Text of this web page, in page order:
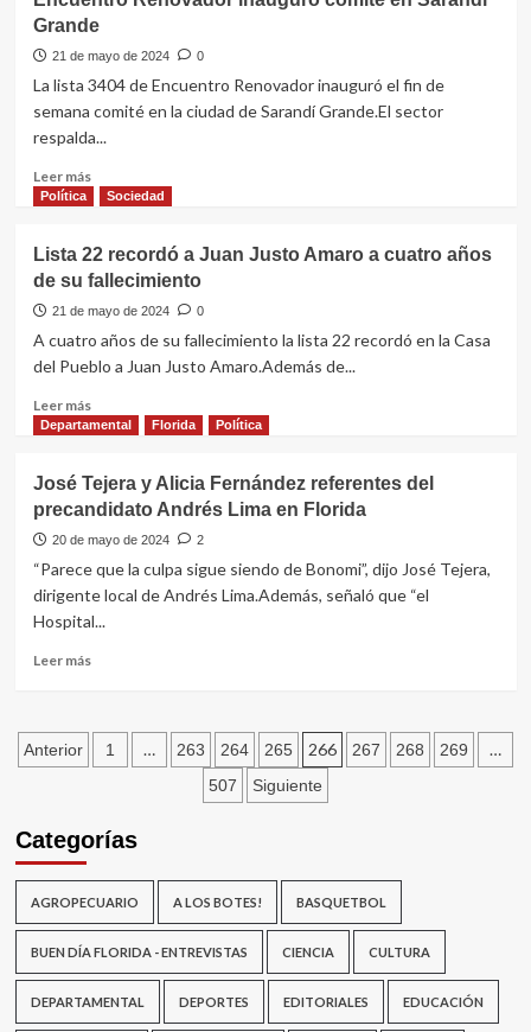
para
decir
la
Delgado
realizó
gira
por
Grande
Grande
21 de mayo de 2024 0
La lista 3404 de Encuentro Renovador inauguró el fin de
semana comité en la ciudad de Sarandí Grande.El sector
respalda...
Leer másLeer
más
Renovador
inauguró
comité
Grande
Política Sociedad
Lista 22 recordó a Juan Justo Amaro a cuatro años
de su fallecimiento
21 de mayo de 2024 0
A cuatro años de su fallecimiento la lista 22 recordó en la Casa
del Pueblo a Juan Justo Amaro.Además de...
Leer másLeer
más
22
recordó
a
Justo
Amaro
a
fallecimiento
Departamental Florida Política
José Tejera y Alicia Fernández referentes del
precandidato Andrés Lima en Florida
20 de mayo de 2024 2
“Parece que la culpa sigue siendo de Bonomi”, dijo José Tejera,
dirigente local de Andrés Lima.Además, señaló que “el
Hospital...
Leer másLeer
Tejera
y
referentes
precandidato
Andrés
Lima
en
Florida
Paginación
entradas
Anterior 1 … 263 264 265 266 267 268 269 …
507 Siguiente
Categorías
AGROPECUARIO A LOS BOTES! BASQUETBOL
BUEN DÍA FLORIDA - ENTREVISTAS CIENCIA CULTURA
DEPARTAMENTAL DEPORTES EDITORIALES EDUCACIÓN